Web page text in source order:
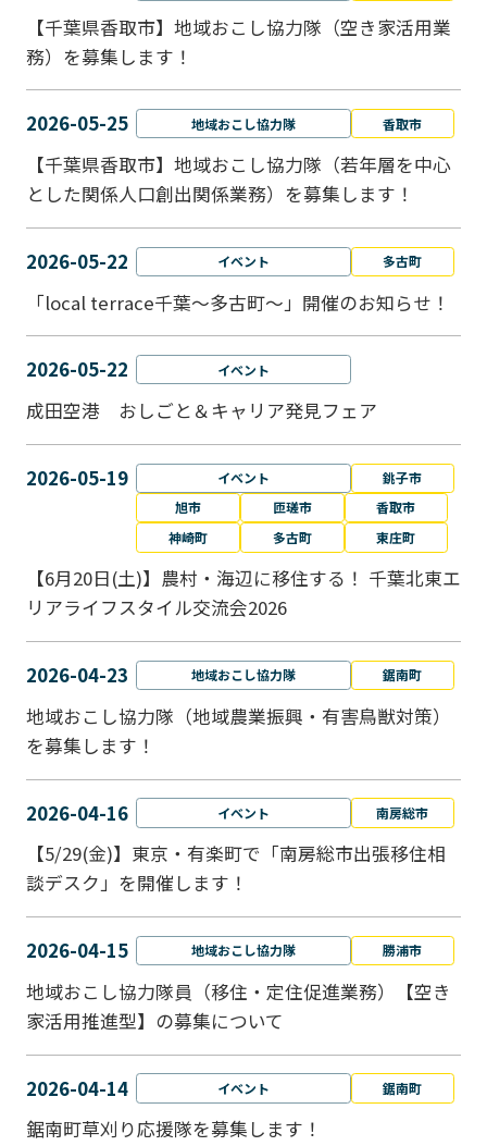
【千葉県香取市】地域おこし協力隊（空き家活用業
務）を募集します！
2026-05-25 地域おこし協力隊 香取市
【千葉県香取市】地域おこし協力隊（若年層を中心
とした関係人口創出関係業務）を募集します！
2026-05-22 イベント 多古町
「local terrace千葉～多古町～」開催のお知らせ！
2026-05-22 イベント
成田空港 おしごと＆キャリア発見フェア
2026-05-19 イベント
銚子市
旭市
匝瑳市
香取市
神崎町
多古町 東庄町
【6月20日(土)】農村・海辺に移住する！ 千葉北東エ
リアライフスタイル交流会2026
2026-04-23 地域おこし協力隊 鋸南町
地域おこし協力隊（地域農業振興・有害鳥獣対策）
を募集します！
2026-04-16 イベント 南房総市
【5/29(金)】東京・有楽町で「南房総市出張移住相
談デスク」を開催します！
2026-04-15 地域おこし協力隊 勝浦市
地域おこし協力隊員（移住・定住促進業務）【空き
家活用推進型】の募集について
2026-04-14 イベント 鋸南町
鋸南町草刈り応援隊を募集します！